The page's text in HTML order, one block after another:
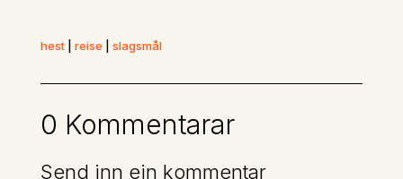
hest| reise slagsmål
0 Kommentarar
Send inn ein kommentar